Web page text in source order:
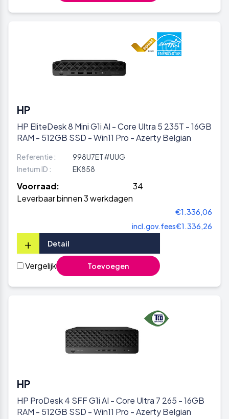
HP
HP EliteDesk 8 Mini G1i AI - Core Ultra 5 235T - 16GB
RAM - 512GB SSD - Win11 Pro - Azerty Belgian
Referentie :
998U7ET#UUG
Inetum ID :
EK858
Voorraad:
34
Leverbaar binnen 3 werkdagen
€1.336,06
incl.gov.fees€1.336,26
+ Detail
Vergelijk Toevoegen
HP
HP ProDesk 4 SFF G1i AI - Core Ultra 7 265 - 16GB
RAM - 512GB SSD - Win11 Pro - Azerty Belgian